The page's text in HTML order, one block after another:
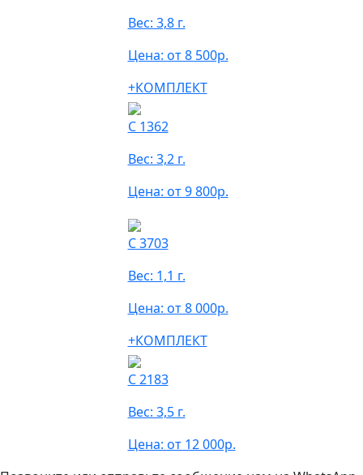
Вес: 3,8 г.
Цена: от 8 500р.
+КОМПЛЕКТ
С 1362
Вес: 3,2 г.
Цена: от 9 800р.
С 3703
Вес: 1,1 г.
Цена: от 8 000р.
+КОМПЛЕКТ
С 2183
Вес: 3,5 г.
Цена: от 12 000р.